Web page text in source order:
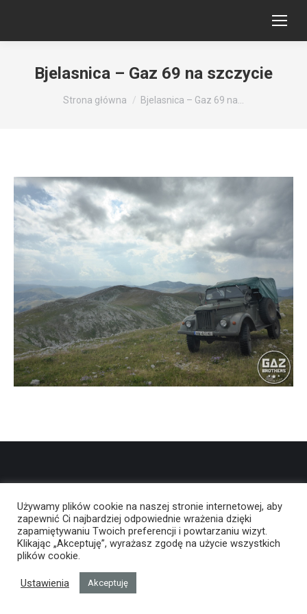
Bjelasnica – Gaz 69 na szczycie
Jesteś tutaj:
Strona główna Bjelasnica – Gaz 69 na…
Używamy plików cookie na naszej stronie internetowej, aby
zapewnić Ci najbardziej odpowiednie wrażenia dzięki
zapamiętywaniu Twoich preferencji i powtarzaniu wizyt.
Klikając „Akceptuję”, wyrażasz zgodę na użycie wszystkich
plików cookie.
Ustawienia Akceptuję